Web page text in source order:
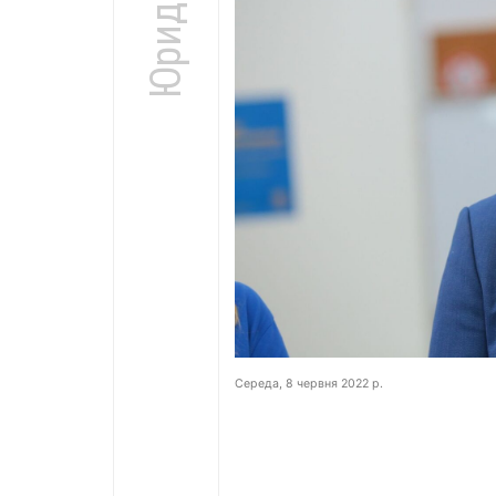
Середа, 8 червня 2022 р.